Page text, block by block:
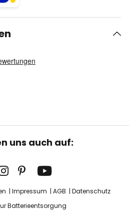
uns auch auf:
Impressum AGB
Datenschutz
Batterieentsorgung